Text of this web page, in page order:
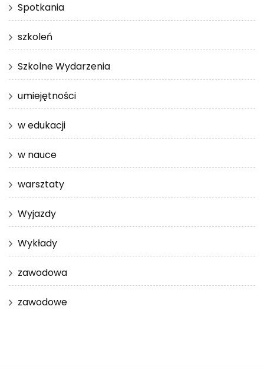
Spotkania
szkoleń
Szkolne Wydarzenia
umiejętności
w edukacji
w nauce
warsztaty
Wyjazdy
Wykłady
zawodowa
zawodowe